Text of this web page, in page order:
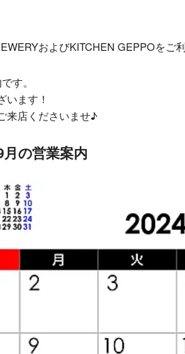
およびKITCHEN GEPPOをご
す。
います！
来店くださいませ♪
の営業案内